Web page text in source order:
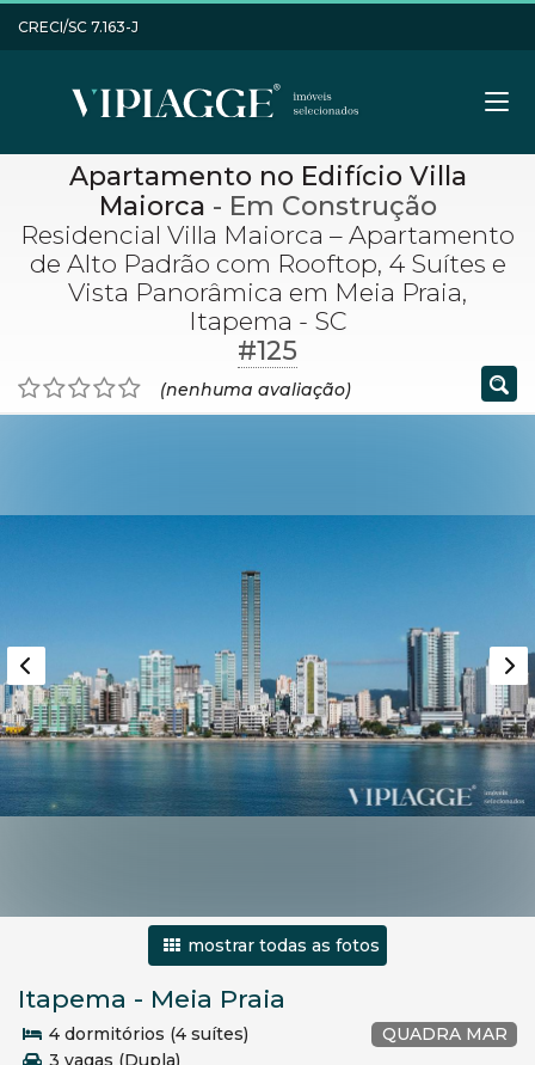
CRECI/SC 7.163-J
Apartamento no Edifício Villa
Maiorca - Em Construção
Residencial Villa Maiorca – Apartamento
de Alto Padrão com Rooftop, 4 Suítes e
Vista Panorâmica em Meia Praia,
Itapema - SC
#125
(nenhuma avaliação)
mostrar todas as fotos
Itapema - Meia Praia
QUADRA MAR
4 dormitórios (4 suítes)
3 vagas (Dupla)